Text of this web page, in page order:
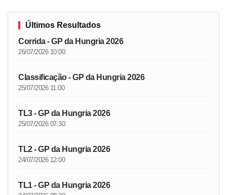
Últimos Resultados
Corrida - GP da Hungria 2026
26/07/2026 10:00
Classificação - GP da Hungria 2026
25/07/2026 11:00
TL3 - GP da Hungria 2026
25/07/2026 07:30
TL2 - GP da Hungria 2026
24/07/2026 12:00
TL1 - GP da Hungria 2026